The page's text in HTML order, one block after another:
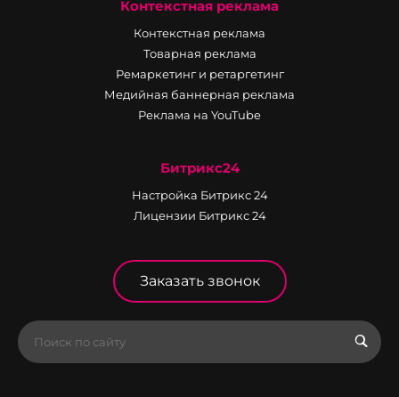
Контекстная реклама
Контекстная реклама
Товарная реклама
Ремаркетинг и ретаргетинг
Медийная баннерная реклама
Реклама на YouTube
Битрикс24
Настройка Битрикс 24
Лицензии Битрикс 24
Заказать звонок